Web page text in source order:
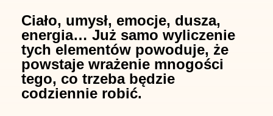
Ciało, umysł, emocje, dusza,
energia… Już samo wyliczenie
tych elementów powoduje, że
powstaje wrażenie mnogości
tego, co trzeba będzie
codziennie robić.